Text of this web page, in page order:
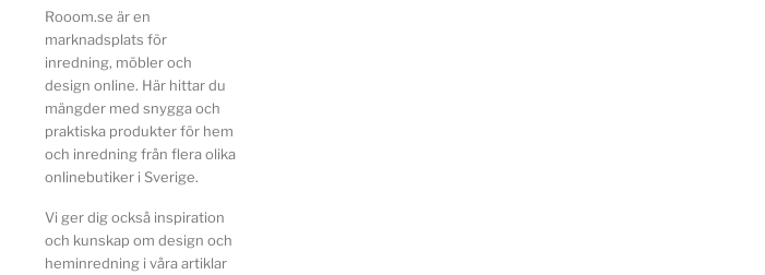
Rooom.se är en
marknadsplats för
inredning, möbler och
design online. Här hittar du
mängder med snygga och
praktiska produkter för hem
och inredning från flera olika
onlinebutiker i Sverige.
Vi ger dig också inspiration
och kunskap om design och
heminredning i våra artiklar